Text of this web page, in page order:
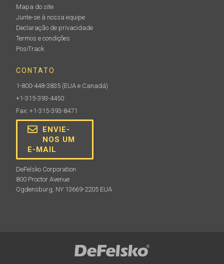
Mapa do site
Junte-se à nossa equipe
Declaração de privacidade
Termos e condições
PosiTrack
CONTATO
1-800-448-3835 (EUA e Canadá)
+1-315-393-4450
Fax: +1-315-393-8471
ENVIE-
NOS UM
E-MAIL
DeFelsko Corporation
800 Proctor Avenue
Ogdensburg, NY 13669-2205 EUA